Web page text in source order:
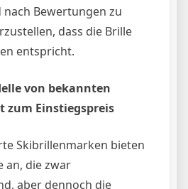
Bewertungen zu
dass die Brille
entspricht.
von bekannten
zum Einstiegspreis
Skibrillenmarken bieten
an, die zwar
aber dennoch die